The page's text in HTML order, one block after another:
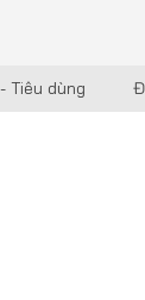
Tiêu dùng